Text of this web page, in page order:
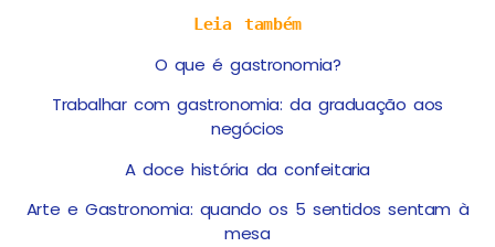
Leia também
O que é gastronomia?
Trabalhar com gastronomia: da graduação aos
negócios
A doce história da confeitaria
Arte e Gastronomia: quando os 5 sentidos sentam à
mesa